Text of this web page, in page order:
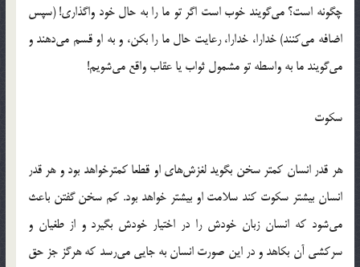
چگونه است؟ می‌گویند خوب است اگر تو ما را به حال خود واگذاری! (سپس
اضافه می‌کنند) خدارا، خدارا، رعایت حال ما را بکن، و به او قسم می‌دهند و
می‌گویند ما به واسطه تو مشمول ثواب یا عقاب واقع می‌شویم!
سکوت
هر قدر انسان کمتر سخن بگوید لغزش‌های او قطعا کمترخواهد بود و هر قدر
انسان بیشتر سکوت کند سلامت او بیشتر خواهد بود. کم سخن گفتن باعث
می‌شود که انسان زبان خودش را در اختیار خودش بگیرد و از طغیان و
سرکشی آن بکاهد و در این صورت انسان به جایی می‌رسد که هرگز جز حق